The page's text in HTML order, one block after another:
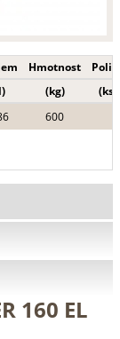
Hmotnost
(kg)
(ks)
600
160 EL